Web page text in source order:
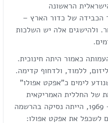
הראשונה
הכבידה של כדור הארץ –
ולהישגים אלה יש השלכות
כאמור היתה חינוכית.
ללמוד, ולדחוף קדימה.
לימים כ"אפקט אפולו"
של החללית האמריקאית
"אפולו" על הירח על הירח ב- 1969, הייתה נסיקה בהרשמה
לשכפל את אפקט אפולו: